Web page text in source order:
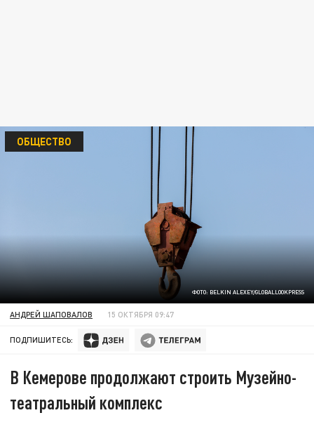
ФОТО: BELKIN ALEXEY/GLOBALLOOKPRESS
ОБЩЕСТВО
АНДРЕЙ ШАПОВАЛОВ 15 ОКТЯБРЯ 09:47
ПОДПИШИТЕСЬ:
В Кемерове продолжают строить Музейно-
театральный комплекс